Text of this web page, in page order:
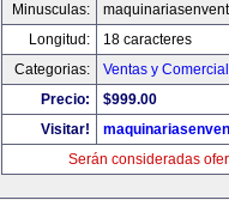
Minusculas:
Longitud:
18 caracteres
Categorias:
Ventas y
Precio:
$999.00
Visitar!
Serán consideradas